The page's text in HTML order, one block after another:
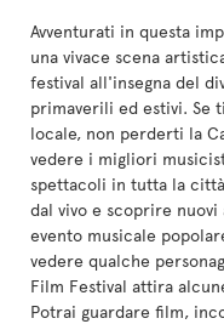
Avventurati in questa
una vivace scena
festival all'insegna del
primaverili ed estivi. Se
locale, non perderti la
vedere i migliori
spettacoli in tutta la
dal vivo e scoprire nuovi
evento musicale
vedere qualche
Film Festival attira
Potrai guardare film,